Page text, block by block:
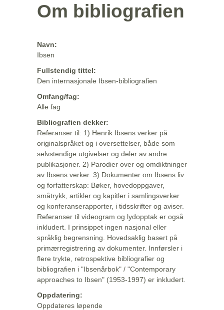
Om bibliografien
Navn:
Ibsen
Fullstendig tittel:
Den internasjonale Ibsen-bibliografien
Omfang/fag:
Alle fag
Bibliografien dekker:
Referanser til: 1) Henrik Ibsens verker på
originalspråket og i oversettelser, både som
selvstendige utgivelser og deler av andre
publikasjoner. 2) Parodier over og omdiktninger
av Ibsens verker. 3) Dokumenter om Ibsens liv
og forfatterskap: Bøker, hovedoppgaver,
småtrykk, artikler og kapitler i samlingsverker
og konferanserapporter, i tidsskrifter og aviser.
Referanser til videogram og lydopptak er også
inkludert. I prinsippet ingen nasjonal eller
språklig begrensning. Hovedsaklig basert på
primærregistrering av dokumenter. Innførsler i
flere trykte, retrospektive bibliografier og
bibliografien i "Ibsenårbok" / "Contemporary
approaches to Ibsen" (1953-1997) er inkludert.
Oppdatering:
Oppdateres løpende